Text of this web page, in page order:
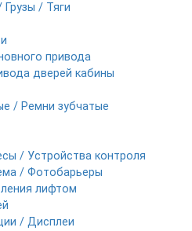
/ Тяги
привода
дверей кабины
/ Ремни зубчатые
/ Устройства контроля
/ Фотобарьеры
лифтом
/ Дисплеи